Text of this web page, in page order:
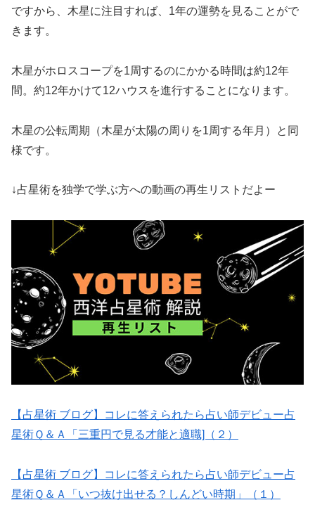
ですから、木星に注目すれば、1年の運勢を見ることがで
きます。
木星がホロスコープを1周するのにかかる時間は約12年
間。約12年かけて12ハウスを進行することになります。
木星の公転周期（木星が太陽の周りを1周する年月）と同
様です。
↓占星術を独学で学ぶ方への動画の再生リストだよー
【占星術 ブログ】コレに答えられたら占い師デビュー占
星術Ｑ＆Ａ「三重円で見る才能と適職]（２）
【占星術 ブログ】コレに答えられたら占い師デビュー占
星術Ｑ＆Ａ「いつ抜け出せる？しんどい時期」（１）